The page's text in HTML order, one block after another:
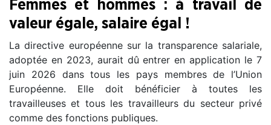
Femmes et hommes : à travail de
valeur égale, salaire égal !
La directive européenne sur la transparence salariale,
adoptée en 2023, aurait dû entrer en application le 7
juin 2026 dans tous les pays membres de l’Union
Européenne. Elle doit bénéficier à toutes les
travailleuses et tous les travailleurs du secteur privé
comme des fonctions publiques.